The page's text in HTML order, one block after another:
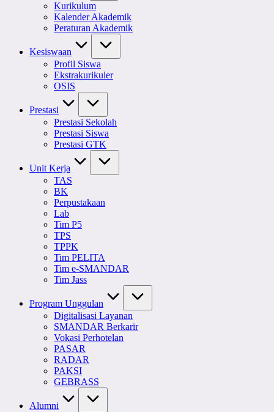
Kurikulum
Kalender Akademik
Peraturan Akademik
Kesiswaan
Profil Siswa
Ekstrakurikuler
OSIS
Prestasi
Prestasi Sekolah
Prestasi Siswa
Prestasi GTK
Unit Kerja
TAS
BK
Perpustakaan
Lab
Tim P5
TPS
TPPK
Tim PELITA
Tim e-SMANDAR
Tim Jass
Program Unggulan
Digitalisasi Layanan
SMANDAR Berkarir
Vokasi Perhotelan
PASAR
RADAR
PAKSI
GEBRASS
Alumni